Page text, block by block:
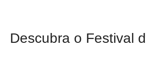
Descubra o Festival